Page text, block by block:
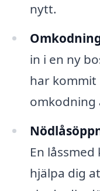
nytt.
in i en ny
har kommit
omkodning
En
hjälpa dig